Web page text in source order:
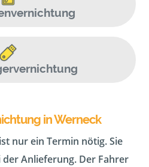
in Werneck
nur ein Termin nötig. Sie
Anlieferung. Der Fahrer